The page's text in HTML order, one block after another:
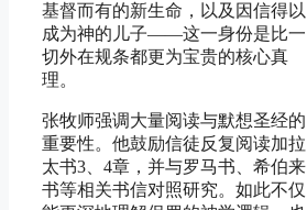
基督而有的新生命，以及因信得以
成为神的儿子——这一身份是比一
切外在规条都更为宝贵的核心真
理。
张牧师强调大量阅读与默想圣经的
重要性。他鼓励信徒反复阅读加拉
太书3、4章，并与罗马书、希伯来
书等相关书信对照研究。如此不仅